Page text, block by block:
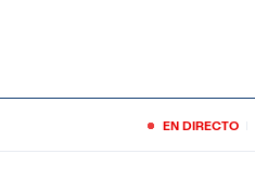
EN DIRECTO